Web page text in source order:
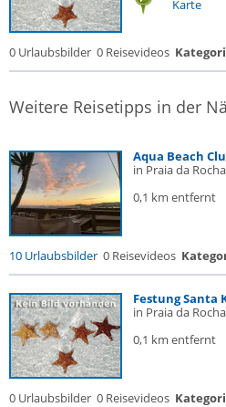
Karte
0 Urlaubsbilder 0 Reisevideos
Weitere Reisetipps in der
Aqua Beach
in Praia da Rocha
0,1 km entfernt
10 Urlaubsbilder 0 Reisevideos
Festung Santa
in Praia da Rocha
0,1 km entfernt
0 Urlaubsbilder 0 Reisevideos